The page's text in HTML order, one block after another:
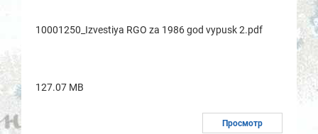
10001250_Izvestiya RGO za 1986 god vypusk 2.pdf
127.07 MB
Просмотр